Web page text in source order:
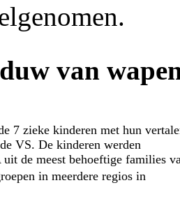
van
7 zieke kinderen met hun
VS. De kinderen werden
uit de meest behoeftige families
in meerdere regios in